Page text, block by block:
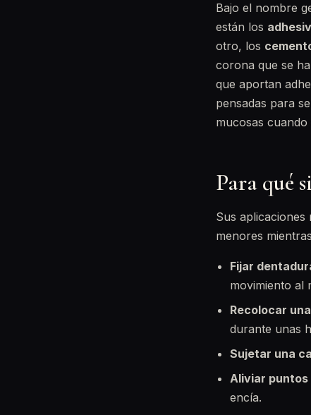
Bajo el nombre
están los
otro, los
corona que se
que aportan
pensadas para
mucosas
Para qué
Sus
menores
Fijar
movimiento al
Recolocar
durante unas
Sujetar una
Aliviar puntos
encía.